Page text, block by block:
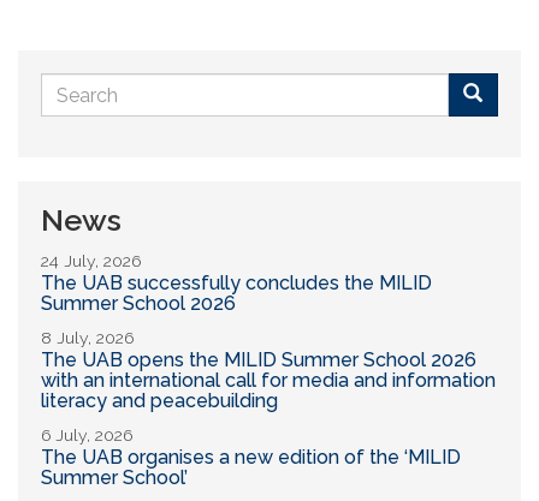
Search
form
News
24 July, 2026
The UAB successfully concludes the MILID
Summer School 2026
8 July, 2026
The UAB opens the MILID Summer School 2026
with an international call for media and information
literacy and peacebuilding
6 July, 2026
The UAB organises a new edition of the ‘MILID
Summer School’